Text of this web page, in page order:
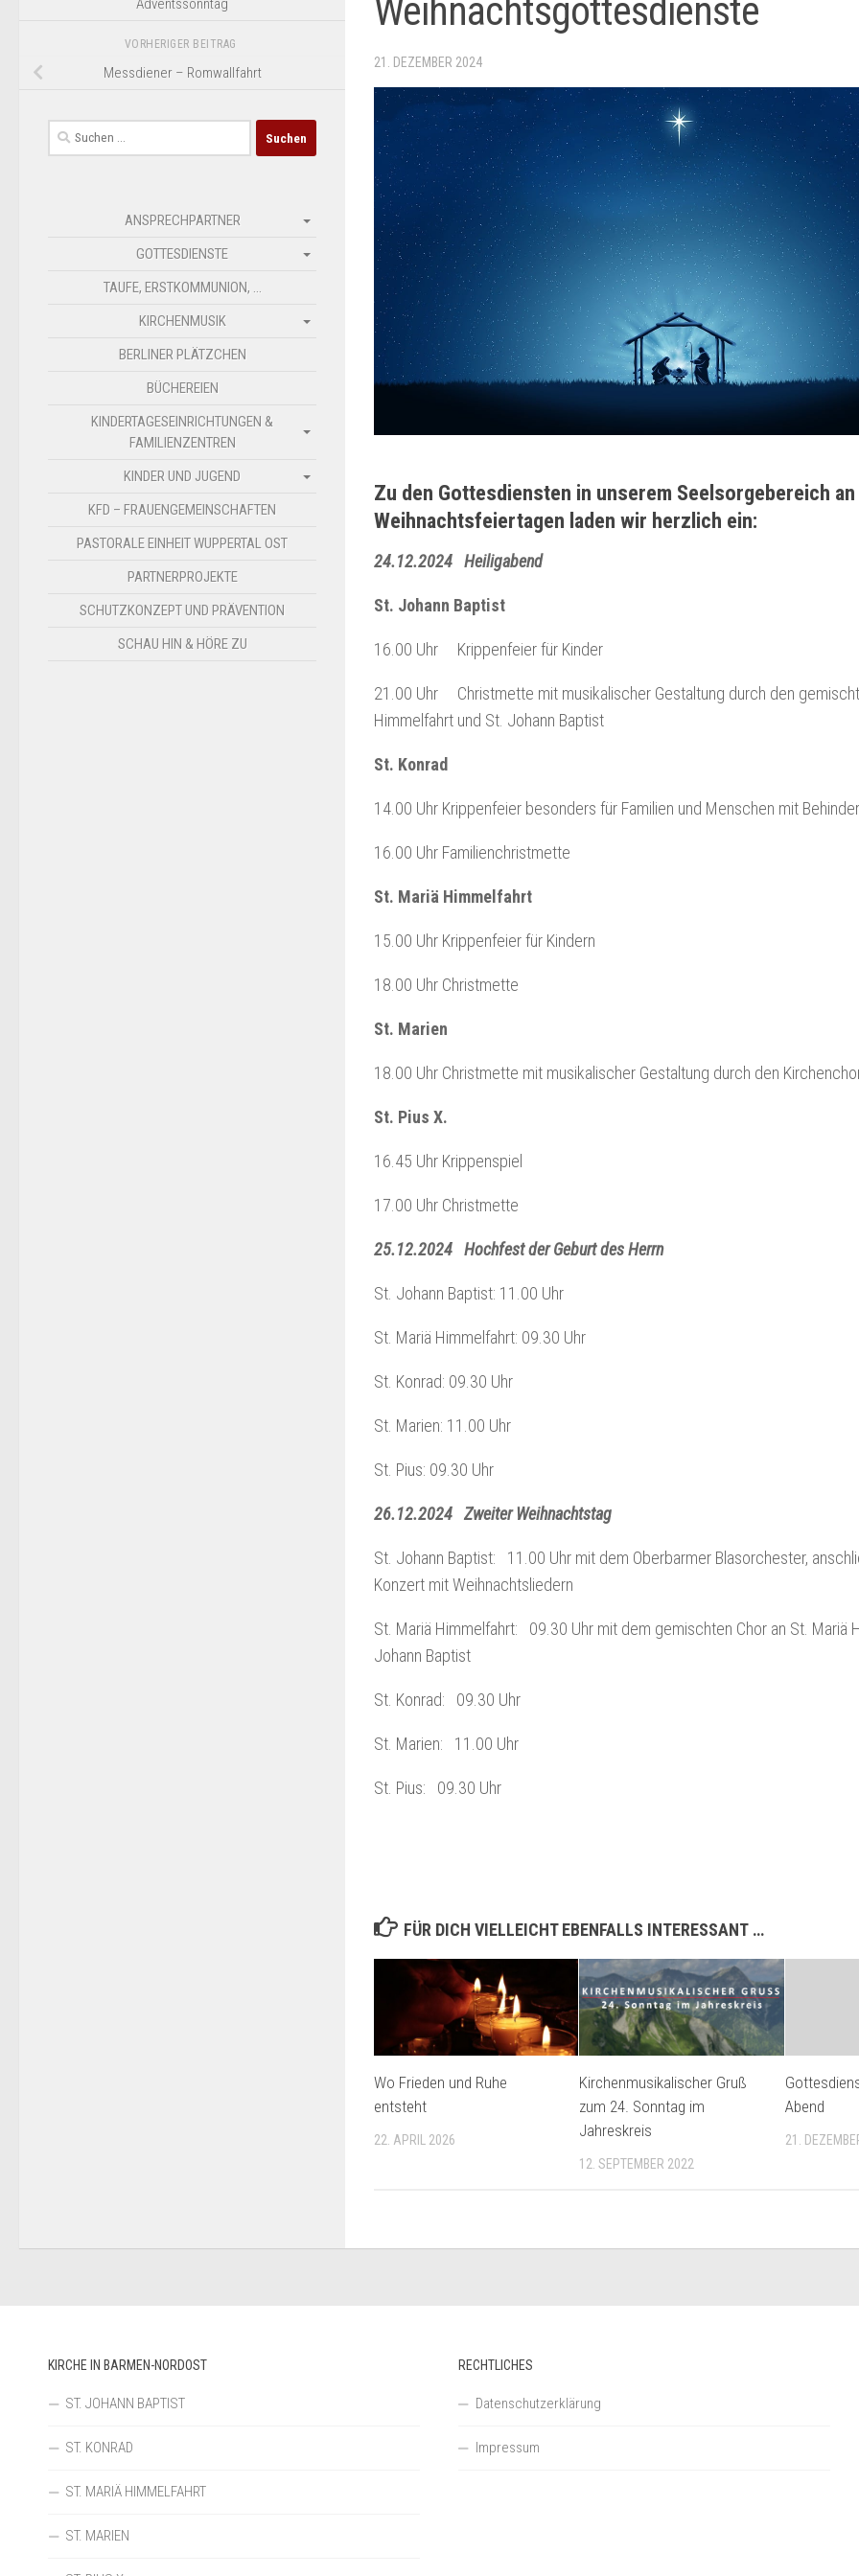
Weihnachtsgottesdienste
21. DEZEMBER 2024
Zu den Gottesdiensten in unserem Seelsorgebereich
Weihnachtsfeiertagen laden wir herzlich ein:
24.12.2024 Heiligabend
St. Johann Baptist
16.00 Uhr Krippenfeier für Kinder
21.00 Uhr Christmette mit musikalischer Gestaltung durch den
Himmelfahrt und St. Johann Baptist
St. Konrad
14.00 Uhr Krippenfeier besonders für Familien und Menschen mit
16.00 Uhr Familienchristmette
St. Mariä Himmelfahrt
15.00 Uhr Krippenfeier für Kindern
18.00 Uhr Christmette
St. Marien
18.00 Uhr Christmette mit musikalischer Gestaltung durch den
St. Pius X.
16.45 Uhr Krippenspiel
17.00 Uhr Christmette
25.12.2024 Hochfest der Geburt des Herrn
St. Johann Baptist: 11.00 Uhr
St. Mariä Himmelfahrt: 09.30 Uhr
St. Konrad: 09.30 Uhr
St. Marien: 11.00 Uhr
St. Pius: 09.30 Uhr
26.12.2024 Zweiter Weihnachtstag
St. Johann Baptist: 11.00 Uhr mit dem Oberbarmer Blasorchester,
Konzert mit Weihnachtsliedern
St. Mariä Himmelfahrt: 09.30 Uhr mit dem gemischten Chor an St. Mariä
Johann Baptist
St. Konrad: 09.30 Uhr
St. Marien: 11.00 Uhr
St. Pius: 09.30 Uhr
FÜR DICH VIELLEICHT EBENFALLS INTERESSANT …
Wo Frieden und Ruhe
entsteht
22. APRIL 2026
Kirchenmusikalischer Gruß
zum 24. Sonntag im
Jahreskreis
12. SEPTEMBER 2022
Abend
21.
Adventssonntag
VORHERIGER BEITRAG
Messdiener – Romwallfahrt
Suchen
nach:
ANSPRECHPARTNER
GOTTESDIENSTE
TAUFE, ERSTKOMMUNION, …
KIRCHENMUSIK
BERLINER PLÄTZCHEN
BÜCHEREIEN
KINDERTAGESEINRICHTUNGEN &
FAMILIENZENTREN
KINDER UND JUGEND
KFD – FRAUENGEMEINSCHAFTEN
PASTORALE EINHEIT WUPPERTAL OST
PARTNERPROJEKTE
SCHUTZKONZEPT UND PRÄVENTION
SCHAU HIN & HÖRE ZU
KIRCHE IN BARMEN-NORDOST
ST. JOHANN BAPTIST
ST. KONRAD
ST. MARIÄ HIMMELFAHRT
ST. MARIEN
RECHTLICHES
Datenschutzerklärung
Impressum